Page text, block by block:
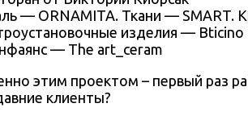
— ORNAMITA. Ткани — SMART.
изделия —
— The art_ceram
этим проектом – первый раз
клиенты?